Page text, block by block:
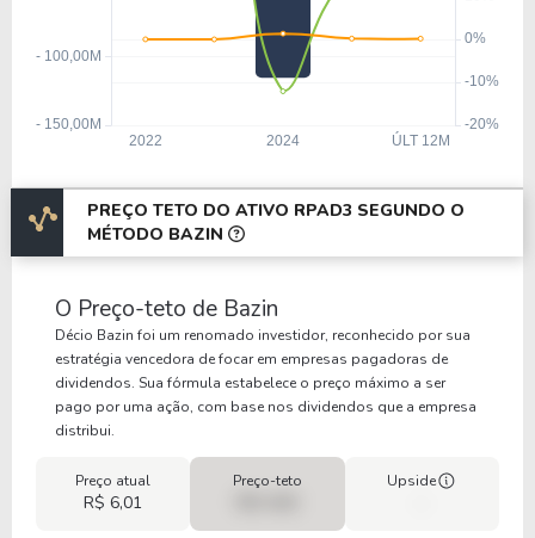
PREÇO TETO DO ATIVO RPAD3 SEGUNDO O
MÉTODO BAZIN
O Preço-teto de Bazin
Décio Bazin foi um renomado investidor, reconhecido por sua
estratégia vencedora de focar em empresas pagadoras de
dividendos. Sua fórmula estabelece o preço máximo a ser
pago por uma ação, com base nos dividendos que a empresa
distribui.
Preço atual
R$ 6,01
Preço-teto Upside